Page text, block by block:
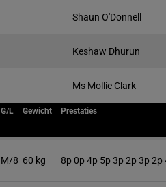
Shaun O'Donnell
Keshaw Dhurun
Ms Mollie Clark
G/L Gewicht Prestaties
M/8 60 kg 8p 0p 4p 5p 3p 2p 3p 2p